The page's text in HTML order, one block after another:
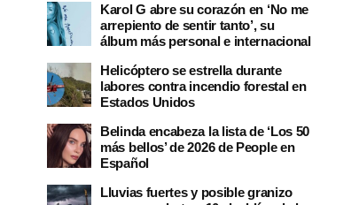
Karol G abre su corazón en ‘No me
arrepiento de sentir tanto’, su
álbum más personal e internacional
Helicóptero se estrella durante
labores contra incendio forestal en
Estados Unidos
Belinda encabeza la lista de ‘Los 50
más bellos’ de 2026 de People en
Español
Lluvias fuertes y posible granizo